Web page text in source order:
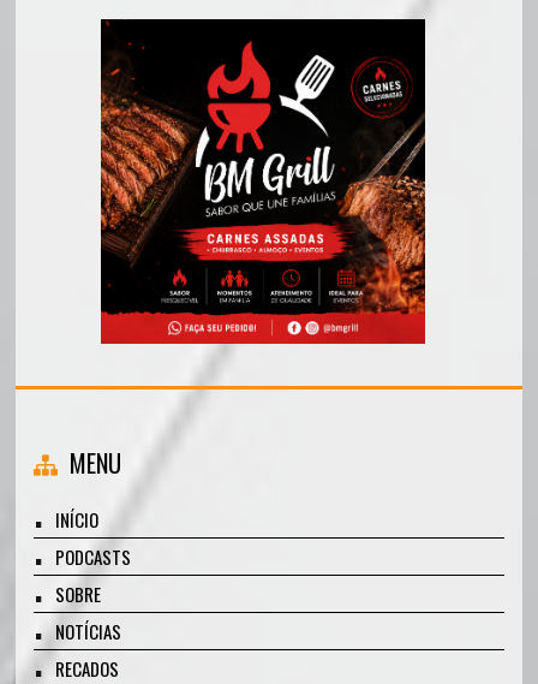
MENU
INÍCIO
PODCASTS
SOBRE
NOTÍCIAS
RECADOS